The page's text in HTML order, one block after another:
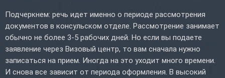
Подчеркнем: речь идет именно о периоде рассмотрения
документов в консульском отделе. Рассмотрение занимает
обычно не более 3-5 рабочих дней. Но если вы подаете
заявление через Визовый центр, то вам сначала нужно
записаться на прием. Иногда на это уходит много времени.
И снова все зависит от периода оформления. В высокий